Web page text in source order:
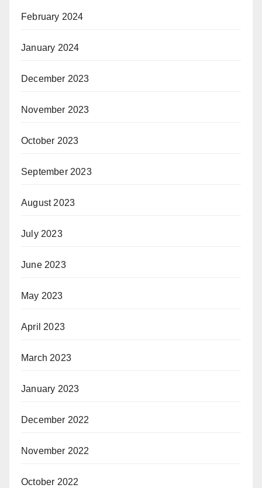
February 2024
January 2024
December 2023
November 2023
October 2023
September 2023
August 2023
July 2023
June 2023
May 2023
April 2023
March 2023
January 2023
December 2022
November 2022
October 2022